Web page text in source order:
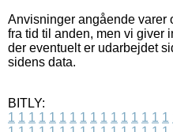
Anvisninger angående varer
fra tid til anden, men vi giver
der eventuelt er udarbejdet
sidens data.
BITLY:
1 1 1 1 1 1 1 1 1 1 1 1 1 1 1 1